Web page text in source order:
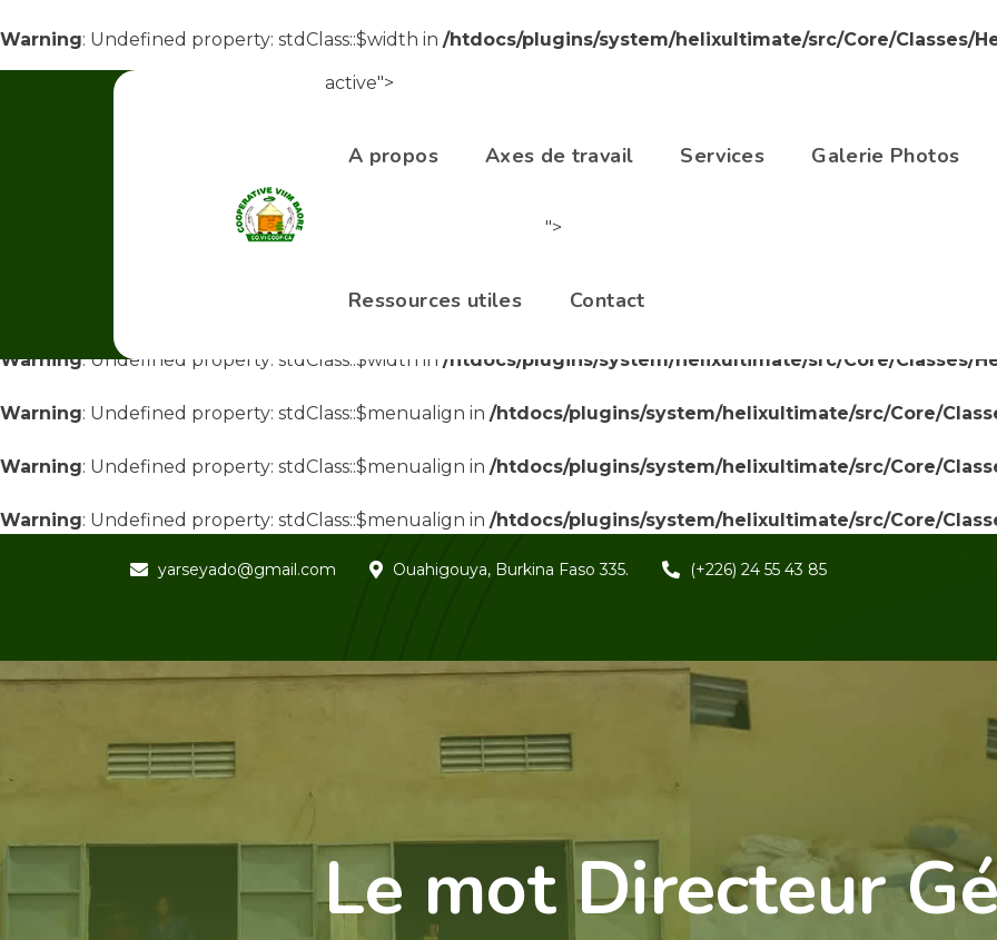
Warning: Undefined property: stdClass::$width in /htdocs/plugins/system/helixultimate/src/Core/Classes/
: Undefined property: stdClass::$width in
: Undefined property: stdClass::$menualign in /htdocs/plugins/system/helixultimate/src/Core/
: Undefined property: stdClass::$menualign in
: Undefined property: stdClass::$width in/htdocs/plugins/system/helixultimate/src/Core/Classes/
Warning: Undefined property: stdClass::$width in /htdocs/plugins/system/helixultimate/src/Core/Classes/
Warning: Undefined property: stdClass::$menualign in /htdocs/plugins/system/helixultimate/src/Core/
Warning: Undefined property: stdClass::$menualign in /htdocs/plugins/system/helixultimate/src/Core/
Warning: Undefined property: stdClass::$menualign in /htdocs/plugins/system/helixultimate/src/Core/
yarseyado@gmail.com Ouahigouya, Burkina Faso 335. (+226) 24 55 43 85
active">
A propos Axes de travail Services Galerie Photos
Ressources utiles
">
Contact
Le mot Directeur